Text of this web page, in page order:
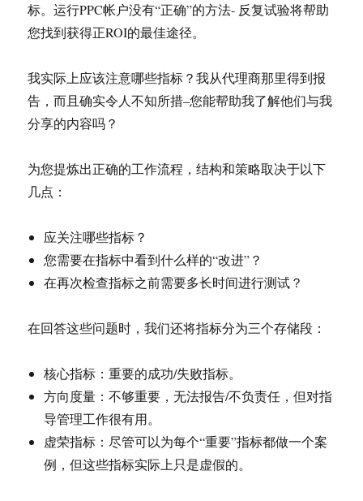
标。运行PPC帐户没有“正确”的方法- 反复试验将帮助
您找到获得正ROI的最佳途径。
我实际上应该注意哪些指标？我从代理商那里得到报
告，而且确实令人不知所措–您能帮助我了解他们与我
分享的内容吗？
为您提炼出正确的工作流程，结构和策略取决于以下
几点：
应关注哪些指标？
您需要在指标中看到什么样的“改进”？
在再次检查指标之前需要多长时间进行测试？
在回答这些问题时，我们还将指标分为三个存储段：
核心指标：重要的成功/失败指标。
方向度量：不够重要，无法报告/不负责任，但对指
导管理工作很有用。
虚荣指标：尽管可以为每个“重要”指标都做一个案
例，但这些指标实际上只是虚假的。